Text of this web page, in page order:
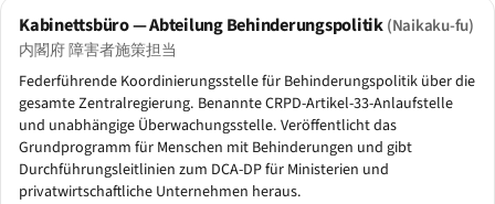
Kabinettsbüro — Abteilung Behinderungspolitik(Naikaku-fu)
内閣府 障害者施策担当
Federführende Koordinierungsstelle für Behinderungspolitik über die
gesamte Zentralregierung. Benannte CRPD-Artikel-33-Anlaufstelle
und unabhängige Überwachungsstelle. Veröffentlicht das
Grundprogramm für Menschen mit Behinderungen und gibt
Durchführungsleitlinien zum DCA-DP für Ministerien und
privatwirtschaftliche Unternehmen heraus.